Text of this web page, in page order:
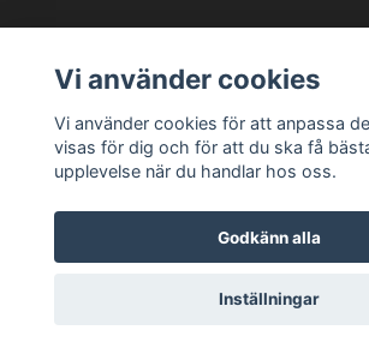
Sociala medier
© 2026 Harlyckans kuriosa och
Vi använder cookies
Vi använder cookies för att anpassa
visas för dig och för att du ska få
upplevelse när du handlar hos oss.
Godkänn alla
Inställningar